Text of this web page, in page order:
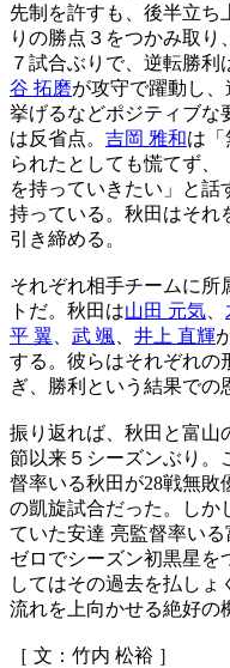
先制を許すも、後半立ち
りの勝点３をつかみ取り
７試合ぶりで、逆転勝
谷 拓磨が攻守で躍動し
挙げるなどポジティブな
は反省点。 吉岡 雅和は「
られたとしても慌てず、
を持っていきたい」と話
持っている。秋田はそれ
引き締める。
それぞれ相手チームに所
トだ。秋田は山田 元気
平 翼
武 颯 井上 直輝
する。彼らはそれぞれの
ぎ、勝利という結果での
振り返れば、秋田と富山
節以来５シーズンぶり。
督率いる秋田が28戦無敗
の凱旋試合だった。しか
ていた安達 亮監督率い
ゼロでシーズン初黒星を
してはその過去を払し
流れを上向かせる絶好の
［ 文：竹内 松裕 ］